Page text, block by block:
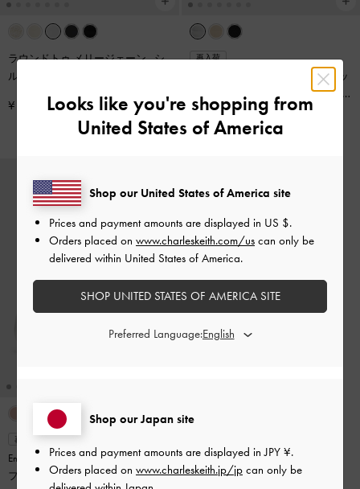
ラウンドトゥ メリージェーン-シ
ルバー
¥ 8,900
再入荷
メタリックアクセント ポインデッ
ドトゥスリングバックフラット
シルバー
¥ 8,900
再入荷
Emiko エミコ ボウ メリージェーン
フラット-シルバー
Looks like you're shopping from
United States of America
Shop our Japan site
Prices and payment amounts are displayed inJPY ¥.
Orders placed on www.charleskeith.jp/jp can only be
Shop our United States of America site
Prices and payment amounts are displayed in US $.
Orders placed on www.charleskeith.com/us can only be
delivered within United States of America.
SHOP UNITED STATES OF AMERICA SITE
Preferred Language: